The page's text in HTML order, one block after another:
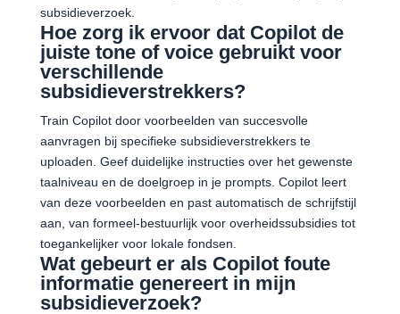
subsidieverzoek.
Hoe zorg ik ervoor dat Copilot de
juiste tone of voice gebruikt voor
verschillende
subsidieverstrekkers?
Train Copilot door voorbeelden van succesvolle
aanvragen bij specifieke subsidieverstrekkers te
uploaden. Geef duidelijke instructies over het gewenste
taalniveau en de doelgroep in je prompts. Copilot leert
van deze voorbeelden en past automatisch de schrijfstijl
aan, van formeel-bestuurlijk voor overheidssubsidies tot
toegankelijker voor lokale fondsen.
Wat gebeurt er als Copilot foute
informatie genereert in mijn
subsidieverzoek?